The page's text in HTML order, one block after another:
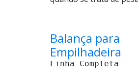
Balança para
Empilhadeira
Linha Completa
Empilhadeira